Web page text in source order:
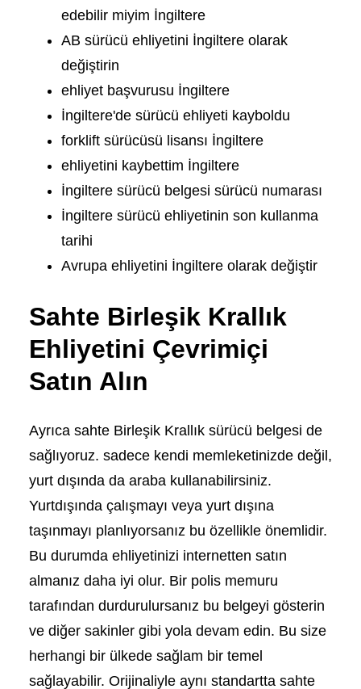
edebilir miyim İngiltere
AB sürücü ehliyetini İngiltere olarak
değiştirin
ehliyet başvurusu İngiltere
İngiltere'de sürücü ehliyeti kayboldu
forklift sürücüsü lisansı İngiltere
ehliyetini kaybettim İngiltere
İngiltere sürücü belgesi sürücü numarası
İngiltere sürücü ehliyetinin son kullanma
tarihi
Avrupa ehliyetini İngiltere olarak değiştir
Sahte Birleşik Krallık
Ehliyetini Çevrimiçi
Satın Alın
Ayrıca sahte Birleşik Krallık sürücü belgesi de
sağlıyoruz. sadece kendi memleketinizde değil,
yurt dışında da araba kullanabilirsiniz.
Yurtdışında çalışmayı veya yurt dışına
taşınmayı planlıyorsanız bu özellikle önemlidir.
Bu durumda ehliyetinizi internetten satın
almanız daha iyi olur. Bir polis memuru
tarafından durdurulursanız bu belgeyi gösterin
ve diğer sakinler gibi yola devam edin. Bu size
herhangi bir ülkede sağlam bir temel
sağlayabilir. Orijinaliyle aynı standartta sahte